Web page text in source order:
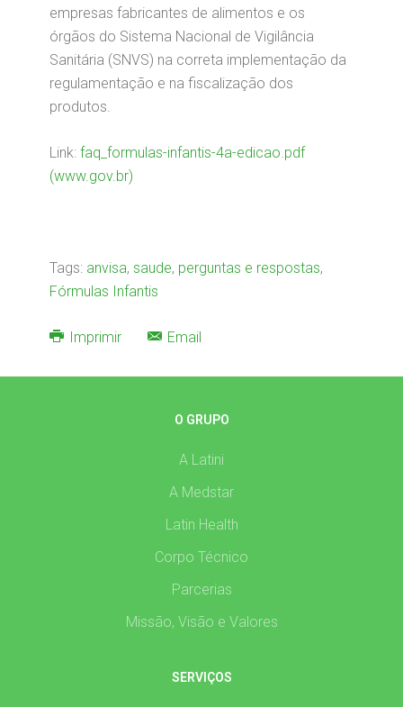
empresas fabricantes de alimentos e os
órgãos do Sistema Nacional de Vigilância
Sanitária (SNVS) na correta implementação da
regulamentação e na fiscalização dos
produtos.
Link: faq_formulas-infantis-4a-edicao.pdf
(www.gov.br)
Tags: anvisa, saude, perguntas e respostas,
Fórmulas Infantis
Imprimir Email
O GRUPO
A Latini
A Medstar
Latin Health
Corpo Técnico
Parcerias
Missão, Visão e Valores
SERVIÇOS